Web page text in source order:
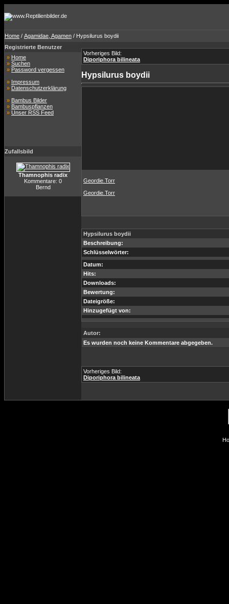
Home / Agamidae, Agamen / Hypsilurus boydii
Registrierte Benutzer
» Home
» Suchen
» Password vergessen
» Impressum
» Datenschutzerklärung
» Bambus Bilder
» Bambuspflanzen
» Unser RSS Feed
Zufallsbild
Thamnophis radix
Kommentare: 0
Bernd
Vorheriges Bild:
Diporiphora bilineata
Hypsilurus boydii
Geordie.Torr
Geordie.Torr
Hypsilurus boydii
Beschreibung:
Schlüsselwörter:
Datum:
Hits:
Downloads:
Bewertung:
Dateigröße:
Hinzugefügt von:
Autor:
Es wurden noch keine Kommentare abgegeben.
Vorheriges Bild:
Diporiphora bilineata